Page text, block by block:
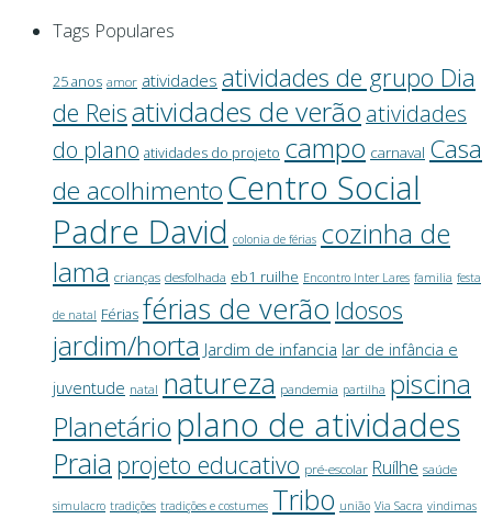
Tags Populares
25 anos amor atividades atividades de grupo Dia
de Reisatividades de verão atividades
do plano atividades do projeto campo carnaval Casa
de acolhimentoCentro Social
Padre David colonia de férias cozinha de
lama crianças desfolhada eb1 ruilhe Encontro Inter Lares familia festa
de natal Férias férias de verão Idosos
jardim/horta Jardim de infancia lar de infância e
juventude natal natureza pandemia partilha piscina
Planetário plano de atividades
Praia projeto educativo pré-escolar Ruílhe saúde
simulacro tradições tradições e costumes Tribo união Via Sacra vindimas